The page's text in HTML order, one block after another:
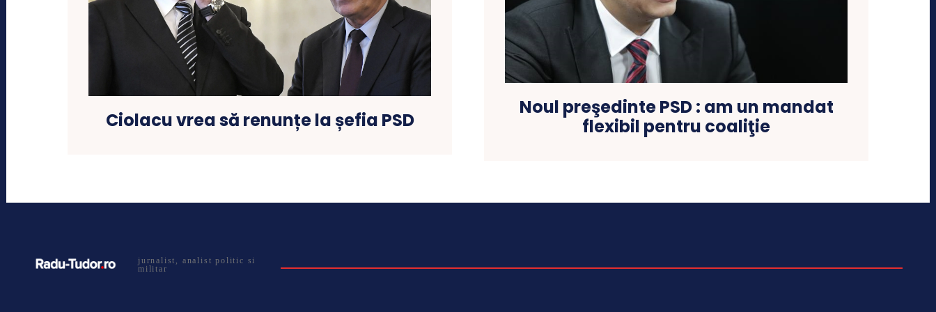
Ciolacu vrea să renunțe la șefia PSD
Noul preşedinte PSD : am un mandat
flexibil pentru coaliţie
jurnalist, analist politic si
militar